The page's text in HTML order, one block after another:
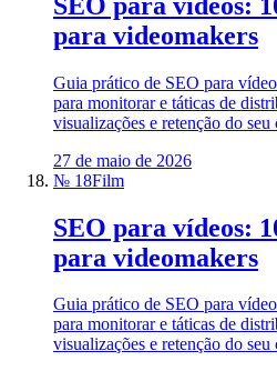
para videomakers
Guia prático de SEO para
para monitorar e táticas de
visualizações e retenção do seu
27 de maio de 2026
№ 18Film
SEO para vídeos:
para videomakers
Guia prático de SEO para
para monitorar e táticas de
visualizações e retenção do seu